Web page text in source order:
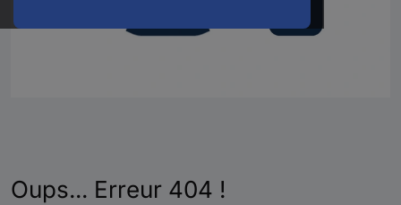
Oups... Erreur 404 !